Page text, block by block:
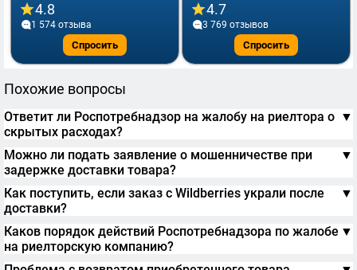
4.8
1 574 отзывa
Спросить
4.7
3 769 отзывов
Спросить
Похожие вопросы
Ответит ли Роспотребнадзор на жалобу на риелтора о
скрытых расходах?
▼
Можно ли подать заявление о мошенничестве при
задержке доставки товара?
▼
Как поступить, если заказ с Wildberries украли после
доставки?
▼
Каков порядок действий Роспотребнадзора по жалобе
на риелторскую компанию?
▼